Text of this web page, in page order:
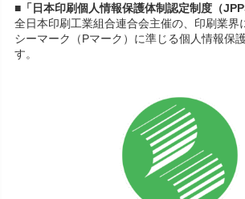
■「日本印刷個人情報保護体制認定制度（
全日本印刷工業組合連合会主催の、印刷業界
シーマーク（Pマーク）に準じる個人情報保
す。